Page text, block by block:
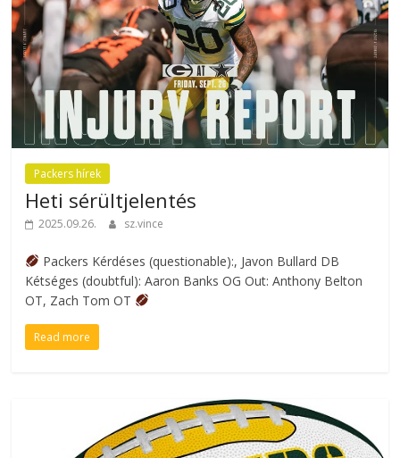
Packers hírek
Heti sérültjelentés
2025.09.26. sz.vince
Packers Kérdéses (questionable):, Javon Bullard DB
Kétséges (doubtful): Aaron Banks OG Out: Anthony Belton
OT, Zach Tom OT
Read more